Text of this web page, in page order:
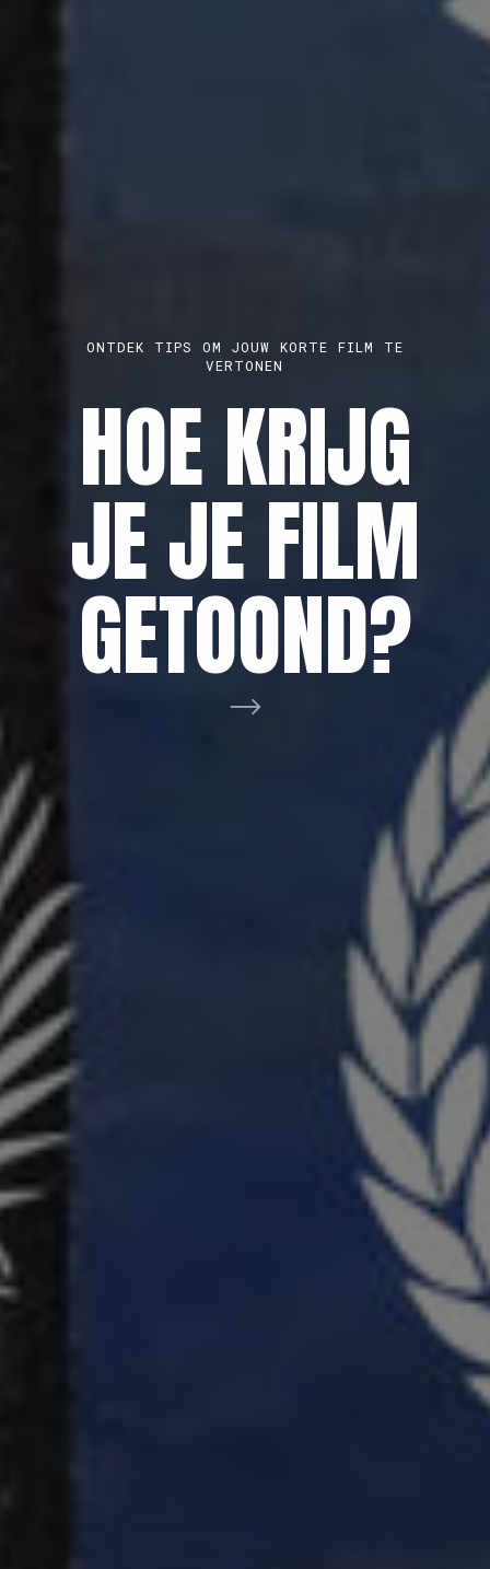
MELD JE
AAN VOOR
DE
ONTDEK TIPS OM JOUW KORTE FILM TE
VERTONEN
HOE KRIJG
JE JE FILM
GETOOND?
MAAK EEN GRATIS PROFIEL AAN
NETWERK
BRABANT